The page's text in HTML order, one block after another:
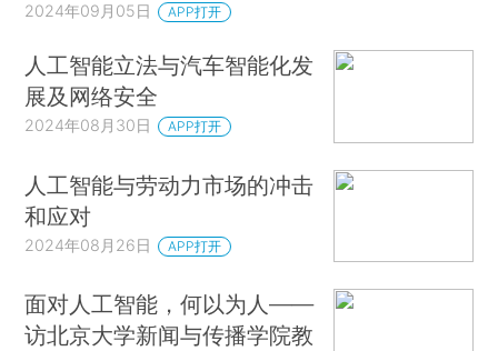
2024年09月05日 APP打开
人工智能立法与汽车智能化发
展及网络安全
2024年08月30日 APP打开
人工智能与劳动力市场的冲击
和应对
2024年08月26日 APP打开
面对人工智能，何以为人——
访北京大学新闻与传播学院教